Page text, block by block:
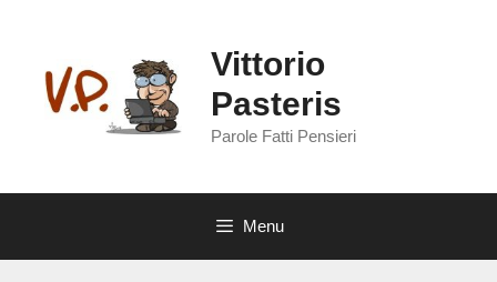
contenuto
Vittorio
Pasteris
Parole Fatti Pensieri
Menu